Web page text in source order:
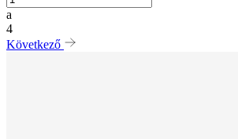
a
4
Következő